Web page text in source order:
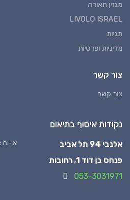
מגזין תאורה
LIVOLO ISRAEL
תגיות
מדיניות ופרטיות
צור קשר
צור קשר
נקודות איסוף בתיאום
אלנבי 94 תל אביב א - ה : 19:00 - 10:00, ו : 14:00 - 10:00
פנחס בן דוד 1, רחובות
053-3031971